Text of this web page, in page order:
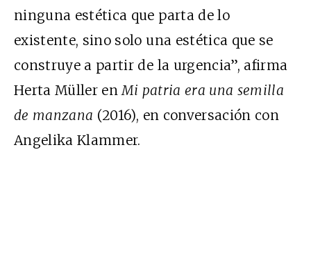
ninguna estética que parta de lo
existente, sino solo una estética que se
construye a partir de la urgencia”, afirma
Herta Müller enMi patria era una semilla
de manzana (2016), en conversación con
Angelika Klammer.